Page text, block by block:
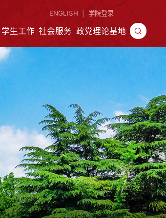
ENGLISH 学院登录
学生工作 社会服务 政党理论基地